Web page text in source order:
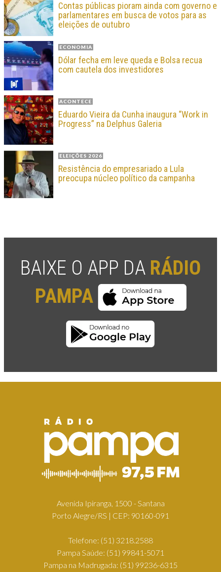
Contas públicas pioram ainda com governo e
parlamentares em busca de votos para as
eleições de outubro
ECONOMIA
Dólar fecha em leve queda e Bolsa recua
com cautela dos investidores
ACONTECE
Eduardo Vieira da Cunha inaugura “Work in
Progress” na Delphus Galeria
ELEIÇÕES 2026
Resistência do empresariado a Lula
preocupa núcleo político da campanha
BAIXE O APP DA RÁDIO
PAMPA
Avenida Ipiranga, 1500 - Santana
Porto Alegre/RS | CEP: 90160-091
Telefone: (51) 3218.2588
Pampa Saúde: (51) 99841-5071
Pampa na Madrugada: (51) 99236-6315